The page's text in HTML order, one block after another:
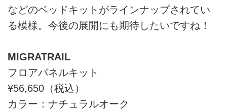
などのベッドキットがラインナップされてい
る模様。今後の展開にも期待したいですね！
MIGRATRAIL
フロアパネルキット
¥56,650（税込）
カラー：ナチュラルオーク